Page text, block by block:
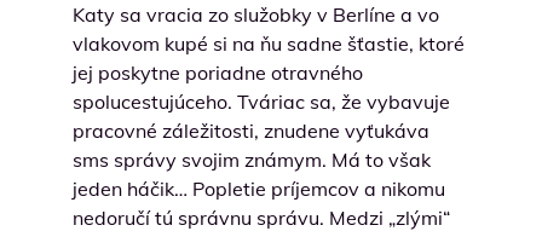
Katy sa vracia zo služobky v Berlíne a vo
vlakovom kupé si na ňu sadne šťastie, ktoré
jej poskytne poriadne otravného
spolucestujúceho. Tváriac sa, že vybavuje
pracovné záležitosti, znudene vyťukáva
sms správy svojim známym. Má to však
jeden háčik… Popletie príjemcov a nikomu
nedoručí tú správnu správu. Medzi „zlými“